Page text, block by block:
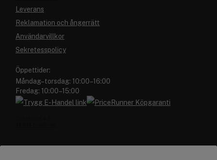
Leverans
Reklamation och ångerrätt
Användarvillkor
Sekretesspolicy
Öppettider:
Måndag–torsdag: 10:00–16:00
Fredag: 10:00–15:00